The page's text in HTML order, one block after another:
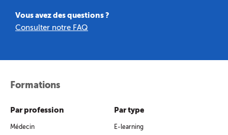
Vous avez des questions ?
Consulter notre FAQ
Formations
Par profession
Médecin
Par type
E-learning